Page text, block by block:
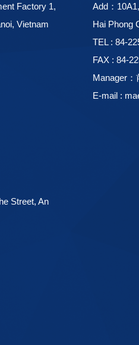
Factory 1,
Vietnam
Add：
Hai Phong
TEL : 84-
FAX : 84-
Manager：
E-mail :
Street, An